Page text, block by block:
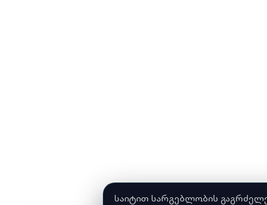
საიტით სარგებლობის